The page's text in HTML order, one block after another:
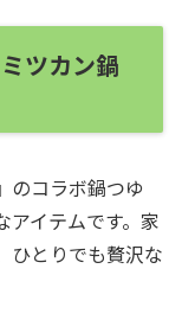
ツカン鍋
のコラボ鍋つゆ
アイテムです。家
ひとりでも贅沢な